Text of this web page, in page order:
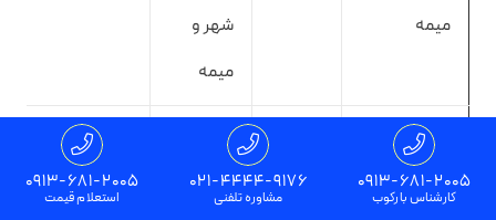
میمه
شهر و
میمه
حقیقت بار
شاهین شهر
شاهین
شهر و
3145642081
0913-681-2005
کارشناس بارکوب
021-4444-9176
مشاوره تلفنی
0913-681-2005
استعلام قیمت